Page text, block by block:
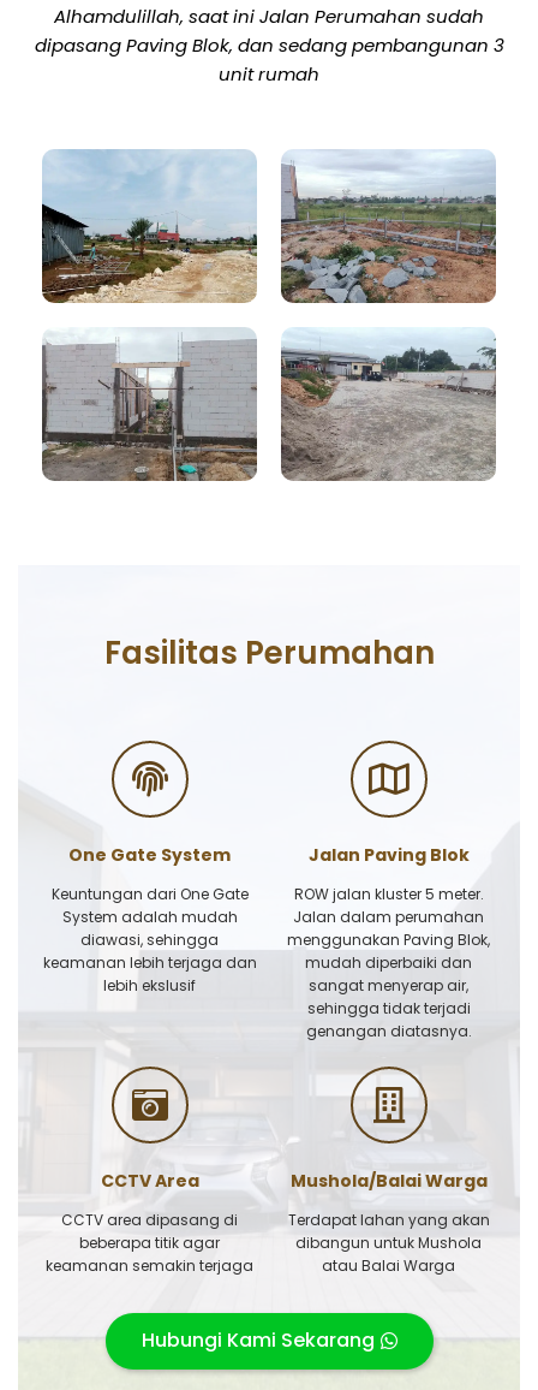
Alhamdulillah, saat ini Jalan Perumahan sudah
dipasang Paving Blok, dan sedang pembangunan 3
unit rumah
Fasilitas Perumahan
One Gate System
Keuntungan dari One Gate
System adalah mudah
diawasi, sehingga
keamanan lebih terjaga dan
lebih ekslusif
Jalan Paving Blok
ROW jalan kluster 5 meter.
Jalan dalam perumahan
menggunakan Paving Blok,
mudah diperbaiki dan
sangat menyerap air,
sehingga tidak terjadi
genangan diatasnya.
CCTV Area
CCTV area dipasang di
beberapa titik agar
keamanan semakin terjaga
Mushola/Balai Warga
Terdapat lahan yang akan
dibangun untuk Mushola
atau Balai Warga
Hubungi Kami Sekarang